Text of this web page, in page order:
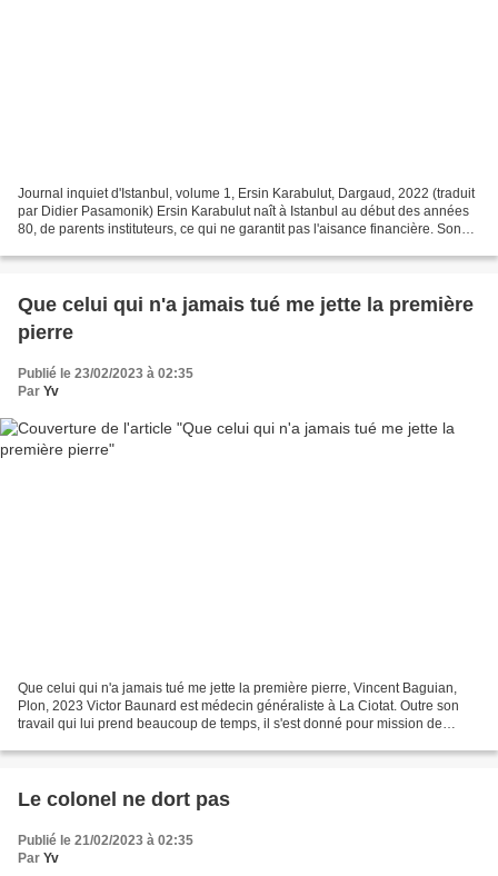
Journal inquiet d'Istanbul, volume 1, Ersin Karabulut, Dargaud, 2022 (traduit
par Didier Pasamonik) Ersin Karabulut naît à Istanbul au début des années
80, de parents instituteurs, ce qui ne garantit pas l'aisance financière. Son
Que celui qui n'a jamais tué me jette la première
pierre
Publié le 23/02/2023 à 02:35
Par Yv
Que celui qui n'a jamais tué me jette la première pierre, Vincent Baguian,
Plon, 2023 Victor Baunard est médecin généraliste à La Ciotat. Outre son
travail qui lui prend beaucoup de temps, il s'est donné pour mission de
Le colonel ne dort pas
Publié le 21/02/2023 à 02:35
Par Yv